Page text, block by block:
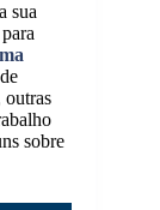
sua
outras
sobre